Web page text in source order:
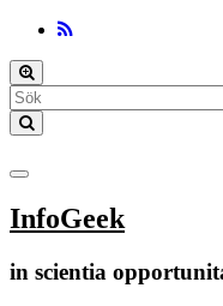
Toggle
search
form
Toggle
InfoGeek
in scientia